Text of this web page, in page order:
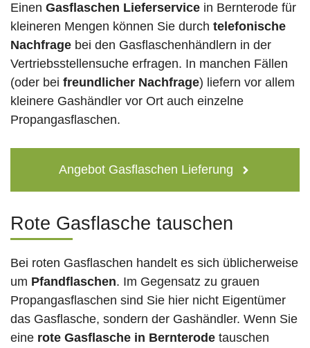
Einen Gasflaschen Lieferservice in Bernterode für
kleineren Mengen können Sie durch telefonische
Nachfrage bei den Gasflaschenhändlern in der
Vertriebsstellensuche erfragen. In manchen Fällen
(oder bei freundlicher Nachfrage) liefern vor allem
kleinere Gashändler vor Ort auch einzelne
Propangasflaschen.
Angebot Gasflaschen Lieferung
Rote Gasflasche tauschen
Bei roten Gasflaschen handelt es sich üblicherweise
um Pfandflaschen. Im Gegensatz zu grauen
Propangasflaschen sind Sie hier nicht Eigentümer
das Gasflasche, sondern der Gashändler. Wenn Sie
eine rote Gasflasche in Bernterode tauschen